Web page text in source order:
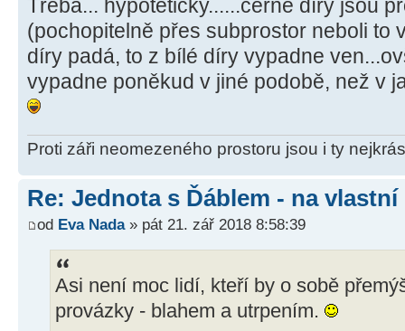
Třeba... hypoteticky......černé díry jsou
(pochopitelně přes subprostor neboli to
díry padá, to z bílé díry vypadne
vypadne poněkud v jiné podobě, než v
Proti záři neomezeného prostoru jsou i ty
Re: Jednota s Ďáblem - na
od Eva Nada» pát 21. zář 2018 8:58:39
Asi není moc lidí, kteří by o sobě
provázky - blahem a utrpením.